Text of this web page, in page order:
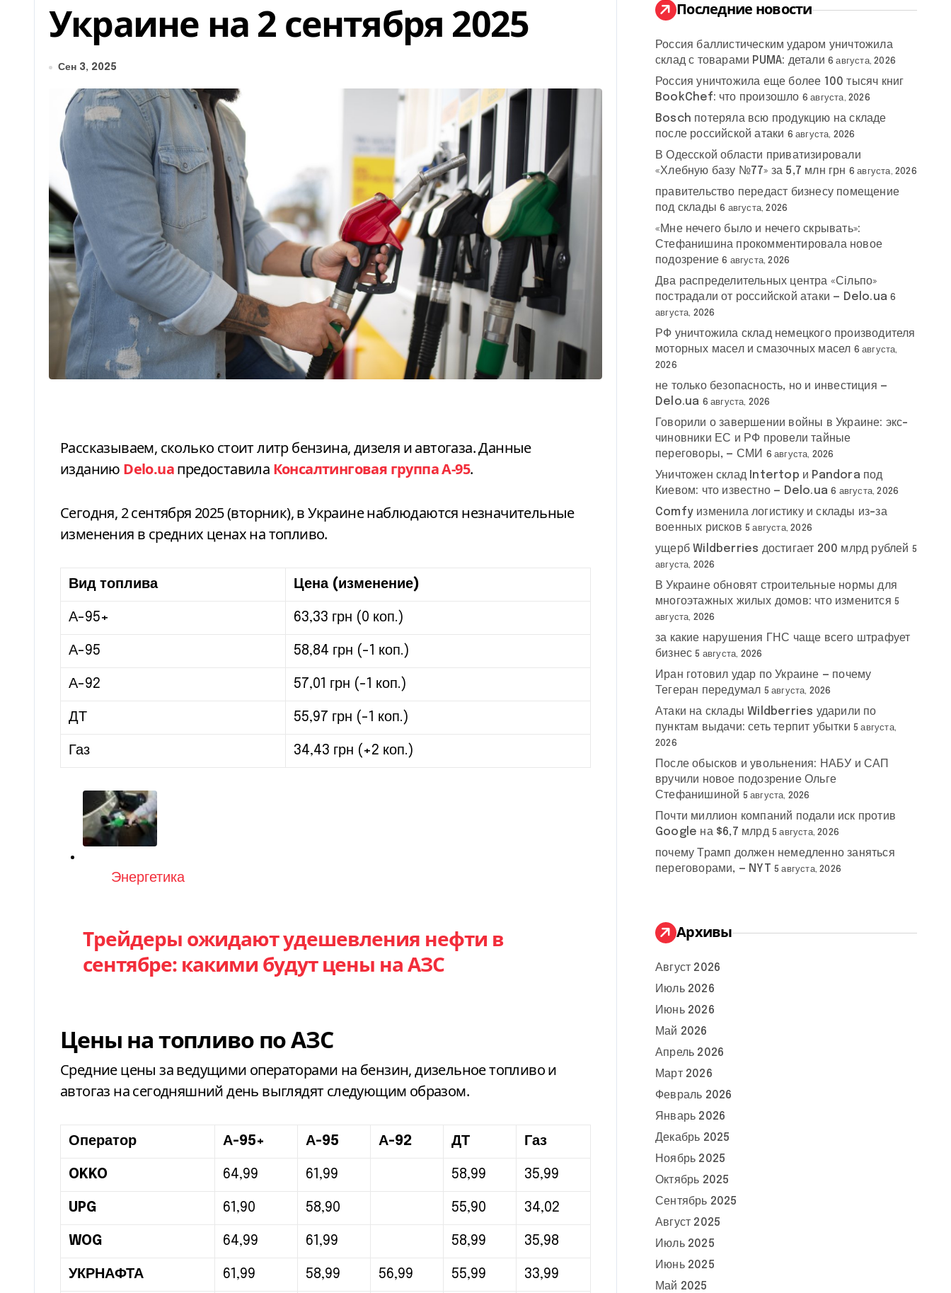
Украине на 2 сентября 2025
Сен 3, 2025
Рассказываем, сколько стоит литр бензина, дизеля и автогаза. Данные
изданию Delo.uaпредоставила Консалтинговая группа А-95.
Сегодня, 2 сентября 2025 (вторник), в Украине наблюдаются незначительные
изменения в средних ценах на топливо.
Вид топлива Цена (изменение)
А-95+ 63,33 грн (0 коп.)
А-95 58,84 грн (-1 коп.)
А-92 57,01 грн (-1 коп.)
ДТ 55,97 грн (-1 коп.)
Газ 34,43 грн (+2 коп.)
Категория
Энергетика
Трейдеры ожидают удешевления нефти в
сентябре: какими будут цены на АЗС
Цены на топливо по АЗС
Средние цены за ведущими операторами на бензин, дизельное топливо и
автогаз на сегодняшний день выглядят следующим образом.
Оператор А-95+ А-95 А-92 ДТ Газ
OKKO 64,99 61,99 58,99 35,99
UPG 61,90 58,90 55,90 34,02
WOG 64,99 61,99 58,99 35,98
УКРНАФТА 61,99 58,99 56,99 55,99 33,99
:
Последние новости
Россия баллистическим ударом уничтожила
склад с товарами PUMA: детали 6 августа, 2026
Россия уничтожила еще более 100 тысяч книг
BookChef: что произошло 6 августа, 2026
Bosch потеряла всю продукцию на складе
после российской атаки 6 августа, 2026
В Одесской области приватизировали
«Хлебную базу №77» за 5,7 млн грн 6 августа, 2026
правительство передаст бизнесу помещение
под склады 6 августа, 2026
«Мне нечего было и нечего скрывать»:
Стефанишина прокомментировала новое
подозрение 6 августа, 2026
Два распределительных центра «Сільпо»
пострадали от российской атаки — Delo.ua 6
августа, 2026
РФ уничтожила склад немецкого производителя
моторных масел и смазочных масел 6 августа,
2026
не только безопасность, но и инвестиция —
Delo.ua 6 августа, 2026
Говорили о завершении войны в Украине: экс-
чиновники ЕС и РФ провели тайные
переговоры, — СМИ
6 августа, 2026
Уничтожен склад Intertop и Pandora под
Киевом: что известно — Delo.ua 6 августа, 2026
Comfy изменила логистику и склады из-за
военных рисков 5 августа, 2026
ущерб Wildberries достигает 200 млрд рублей 5
августа, 2026
В Украине обновят строительные нормы для
многоэтажных жилых домов: что изменится 5
августа, 2026
за какие нарушения ГНС чаще всего штрафует
бизнес 5 августа, 2026
Иран готовил удар по Украине — почему
Тегеран передумал 5 августа, 2026
Атаки на склады Wildberries ударили по
пунктам выдачи: сеть терпит убытки 5 августа,
2026
После обысков и увольнения: НАБУ и САП
вручили новое подозрение Ольге
Стефанишиной 5 августа, 2026
Почти миллион компаний подали иск против
Google на $6,7 млрд 5 августа, 2026
почему Трамп должен немедленно заняться
переговорами, — NYT 5 августа, 2026
Архивы
Август 2026
Июль 2026
Июнь 2026
Май 2026
Апрель 2026
Март 2026
Февраль 2026
Январь 2026
Декабрь 2025
Ноябрь 2025
Октябрь 2025
Сентябрь 2025
Август 2025
Июль 2025
Июнь 2025
Май 2025